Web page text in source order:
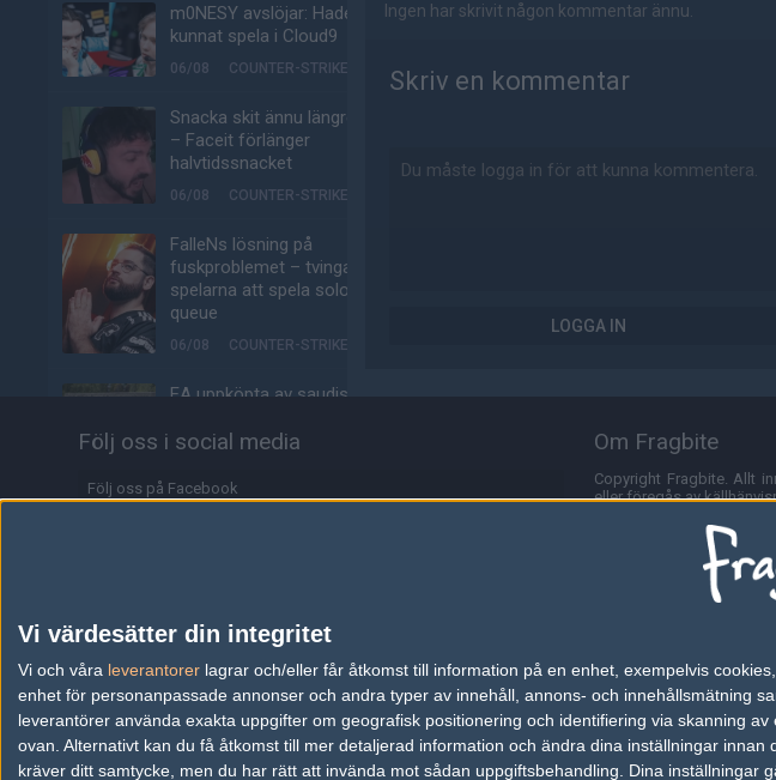
Vi värdesätter din integritet
Vi och våra leverantorer lagrar och/eller får åtkomst till information på en enhet, exempelvis
enhet för personanpassade annonser och andra typer av innehåll, annons- och innehållsmätning
leverantörer använda exakta uppgifter om geografisk positionering och identifiering via skanning
ovan. Alternativt kan du få åtkomst till mer detaljerad information och ändra dina inställningar innan
kräver ditt samtycke, men du har rätt att invända mot sådan uppgiftsbehandling. Dina
m0NESY avslöjar: Hade
kunnat spela i Cloud9
06/08 COUNTER-STRIKE
Snacka skit ännu längre
– Faceit förlänger
halvtidssnacket
06/08 COUNTER-STRIKE
FalleNs lösning på
fuskproblemet – tvinga
spelarna att spela solo-
queue
06/08 COUNTER-STRIKE
EA uppköpta av saudisk-
06/08 ALLA SEKTIONER
jL om nya möjligheten:
f0rest och olofmeister
jagades för Faceit-
poäng när nya säsongen
lanserades
05/08 COUNTER-STRIKE
Alliance klättrar till plats
Ingen har skrivit någon kommentar ännu.
Skriv en kommentar
LOGGA IN
Följ oss i social media
Följ oss på Facebook
Information
Annonsering
Copyright och Privacy Policy
Om Fragbite
Copyright Fragbite. Allt
eller föregås av
Alla åsikter uttryckta på
Programmering och
Fragbite använder
omröstningar och för
besöka Fragbite. Den här
Annonsering